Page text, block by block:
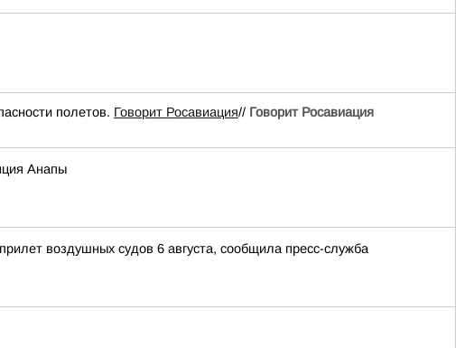
полетов. Говорит Росавиация// Говорит Росавиация
Анапы
воздушных судов 6 августа, сообщила пресс-служба